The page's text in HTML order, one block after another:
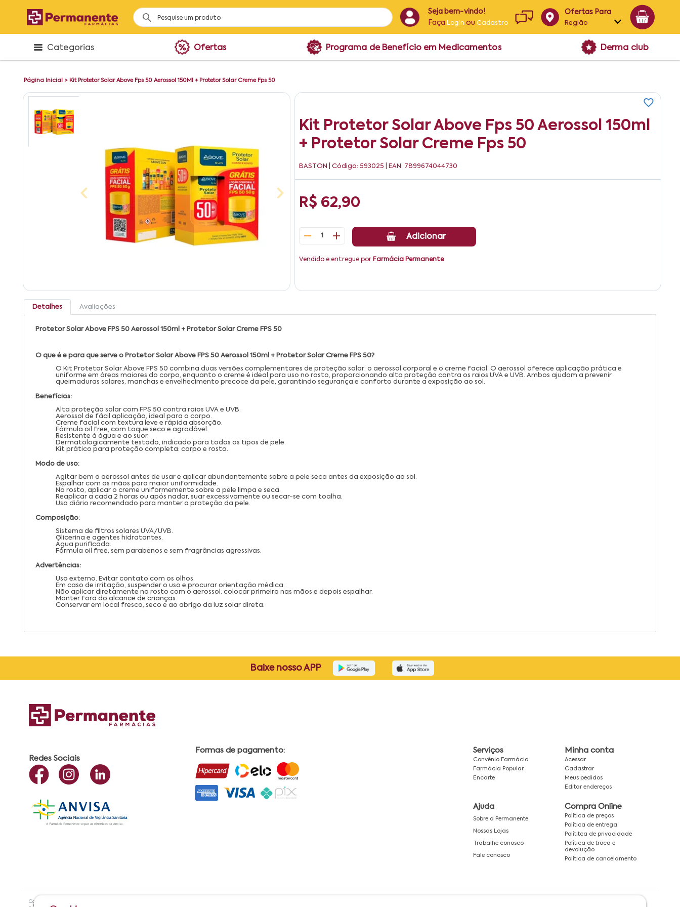
Seja bem-vindo!
Faça Login ouCadastro
Ofertas Para
Região
Alagoas
Categorias Ofertas Programa de Benefício em Medicamentos Derma club
Página Inicial > Kit Protetor Solar Above Fps 50 Aerossol 150Ml + Protetor Solar Creme Fps 50
Kit Protetor Solar Above Fps 50 Aerossol 150ml
+ Protetor Solar Creme Fps 50
BASTON | Código: 593025 | EAN: 7899674044730
R$ 62,90
1 Adicionar
Vendido e entregue por Farmácia Permanente
Detalhes Avaliações
Protetor Solar Above FPS 50 Aerossol 150ml + Protetor Solar Creme FPS 50
O que é e para que serve o Protetor Solar Above FPS 50 Aerossol 150ml + Protetor Solar Creme FPS 50?
O Kit Protetor Solar Above FPS 50 combina duas versões complementares de proteção solar: o aerossol corporal e o creme facial. O aerossol oferece aplicação prática e
uniforme em áreas maiores do corpo, enquanto o creme é ideal para uso no rosto, proporcionando alta proteção contra os raios UVA e UVB. Ambos ajudam a prevenir
queimaduras solares, manchas e envelhecimento precoce da pele, garantindo segurança e conforto durante a exposição ao sol.
Benefícios:
Alta proteção solar com FPS 50 contra raios UVA e UVB.
Aerossol de fácil aplicação, ideal para o corpo.
Creme facial com textura leve e rápida absorção.
Fórmula oil free, com toque seco e agradável.
Resistente à água e ao suor.
Dermatologicamente testado, indicado para todos os tipos de pele.
Kit prático para proteção completa: corpo e rosto.
Modo de uso:
Agitar bem o aerossol antes de usar e aplicar abundantemente sobre a pele seca antes da exposição ao sol.
Espalhar com as mãos para maior uniformidade.
No rosto, aplicar o creme uniformemente sobre a pele limpa e seca.
Reaplicar a cada 2 horas ou após nadar, suar excessivamente ou secar-se com toalha.
Uso diário recomendado para manter a proteção da pele.
Composição:
Sistema de filtros solares UVA/UVB.
Glicerina e agentes hidratantes.
Água purificada.
Fórmula oil free, sem parabenos e sem fragrâncias agressivas.
Advertências:
Uso externo. Evitar contato com os olhos.
Em caso de irritação, suspender o uso e procurar orientação médica.
Não aplicar diretamente no rosto com o aerossol: colocar primeiro nas mãos e depois espalhar.
Manter fora do alcance de crianças.
Conservar em local fresco, seco e ao abrigo da luz solar direta.
Baixe nosso APP
Redes Sociais
Formas de pagamento: Serviços
Convênio Farmácia
Farmácia Popular
Encarte
Minha conta
Acessar
Cadastrar
Meus pedidos
Editar endereços
Ajuda
Sobre a Permanente
Nossas Lojas
Trabalhe conosco
Fale conosco
Compra Online
Política de preços
Política de entrega
Polítitca de privacidade
Política de troca e
devolução
Política de cancelamento
Copyright ©? 2021 Farmácias Permanente - Todos os direitos reservados. RAZÃO SOCIAL | COMERCIAL DRUGSTORE|CNPJ: 05.230.009/0009-60 | End: Av. Tomas Espindola nº 630 - Farol
- Maceió - AL| CEP:57.051-000 Farmacêutica Responsável: Maria Cristiene de Oliveira Alves, CRF/AL Nº 2558 OBS: Preços exclusivos para produtos comercializados na Loja Virtual da